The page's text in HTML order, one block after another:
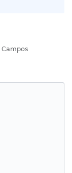
Campos